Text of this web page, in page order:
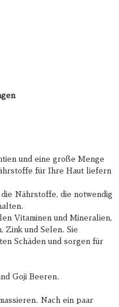
und eine große Menge
für Ihre Haut liefern
Nährstoffe, die notwendig
Vitaminen und Mineralien,
Zink und Selen. Sie
Schäden und sorgen für
Goji Beeren.
Nach ein paar